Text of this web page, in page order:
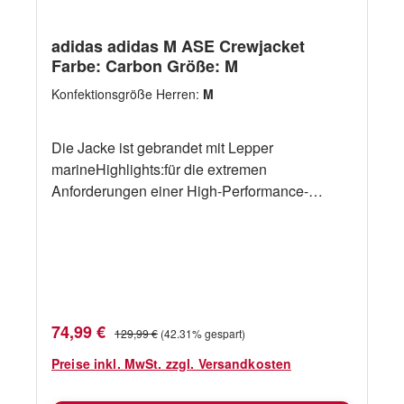
adidas adidas M ASE Crewjacket
Farbe: Carbon Größe: M
Konfektionsgröße Herren: M
Die Jacke ist gebrandet mit Lepper
marineHighlights:für die extremen
Anforderungen einer High-Performance-
® Shell Technische Daten adidas Kategorie
adidas sailing Technologie Material 70 %
Verkaufspreis:
74,99 € Regulärer Preis:
129,99 € (42.31% gespart)
Preise inkl. MwSt. zzgl. Versandkosten